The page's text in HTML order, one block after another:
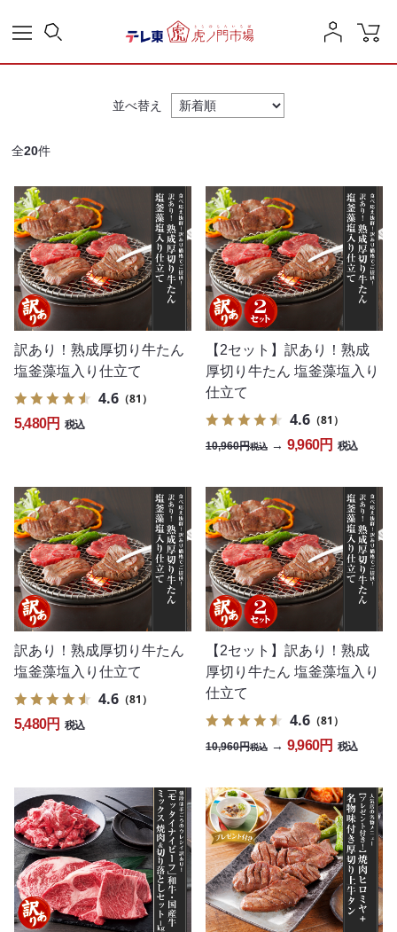
並べ替え
全20件
訳あり！熟成厚切り牛たん
塩釜藻塩入り仕立て
4.6 （81）
5,480円 税込
【2セット】訳あり！熟成
厚切り牛たん 塩釜藻塩入り
仕立て
4.6 （81）
10,960円税込 → 9,960円 税込
訳あり！熟成厚切り牛たん
塩釜藻塩入り仕立て
4.6 （81）
5,480円 税込
【2セット】訳あり！熟成
厚切り牛たん 塩釜藻塩入り
仕立て
4.6 （81）
10,960円税込 → 9,960円 税込